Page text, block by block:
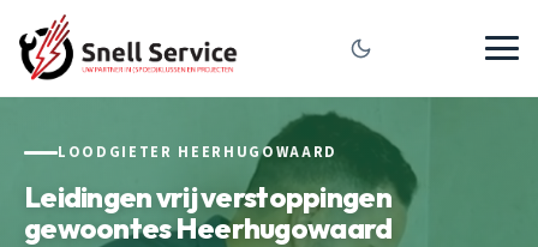
LOODGIETER HEERHUGOWAARD
Leidingen vrij verstoppingen
gewoontes Heerhugowaard